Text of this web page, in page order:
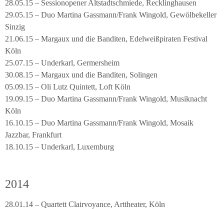
28.05.15 – Sessionopener Altstadtschmiede, Recklinghausen
29.05.15 – Duo Martina Gassmann/Frank Wingold, Gewölbekeller
Sinzig
21.06.15 – Margaux und die Banditen, Edelweißpiraten Festival
Köln
25.07.15 – Underkarl, Germersheim
30.08.15 – Margaux und die Banditen, Solingen
05.09.15 – Oli Lutz Quintett, Loft Köln
19.09.15 – Duo Martina Gassmann/Frank Wingold, Musiknacht
Köln
16.10.15 – Duo Martina Gassmann/Frank Wingold, Mosaik
Jazzbar, Frankfurt
18.10.15 – Underkarl, Luxemburg
2014
28.01.14 – Quartett Clairvoyance, Arttheater, Köln